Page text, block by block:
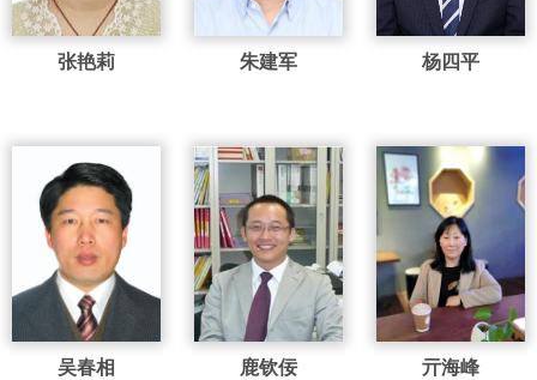
张艳莉 朱建军 杨四平
吴春相 鹿钦佞 亓海峰